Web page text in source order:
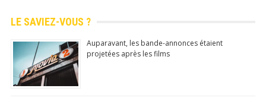
LE SAVIEZ-VOUS ?
Auparavant, les bande-annonces étaient
projetées après les films
nnemen
t
N°1 app store
Commentaire, Like, Partage...